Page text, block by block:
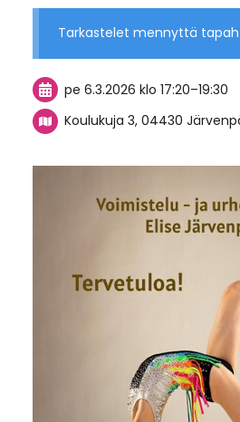
Tarkastelet mennyttä
pe 6.3.2026 klo 17:20–19:30
Koulukuja 3, 04430